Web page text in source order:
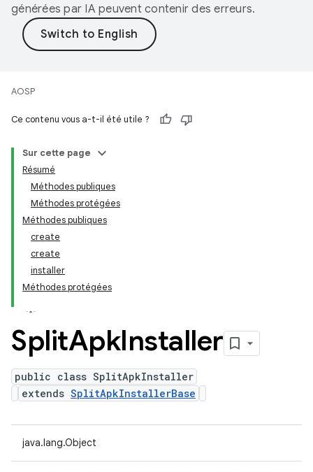
générées par IA peuvent contenir des erreurs.
AOSP
Ce contenu vous a-t-il été utile ?
Sur cette page
Résumé
Méthodes publiques
Méthodes protégées
Méthodes publiques
create
create
installer
Méthodes protégées
SplitApkInstaller
public class SplitApkInstaller
extends SplitApkInstallerBase
java.lang.Object